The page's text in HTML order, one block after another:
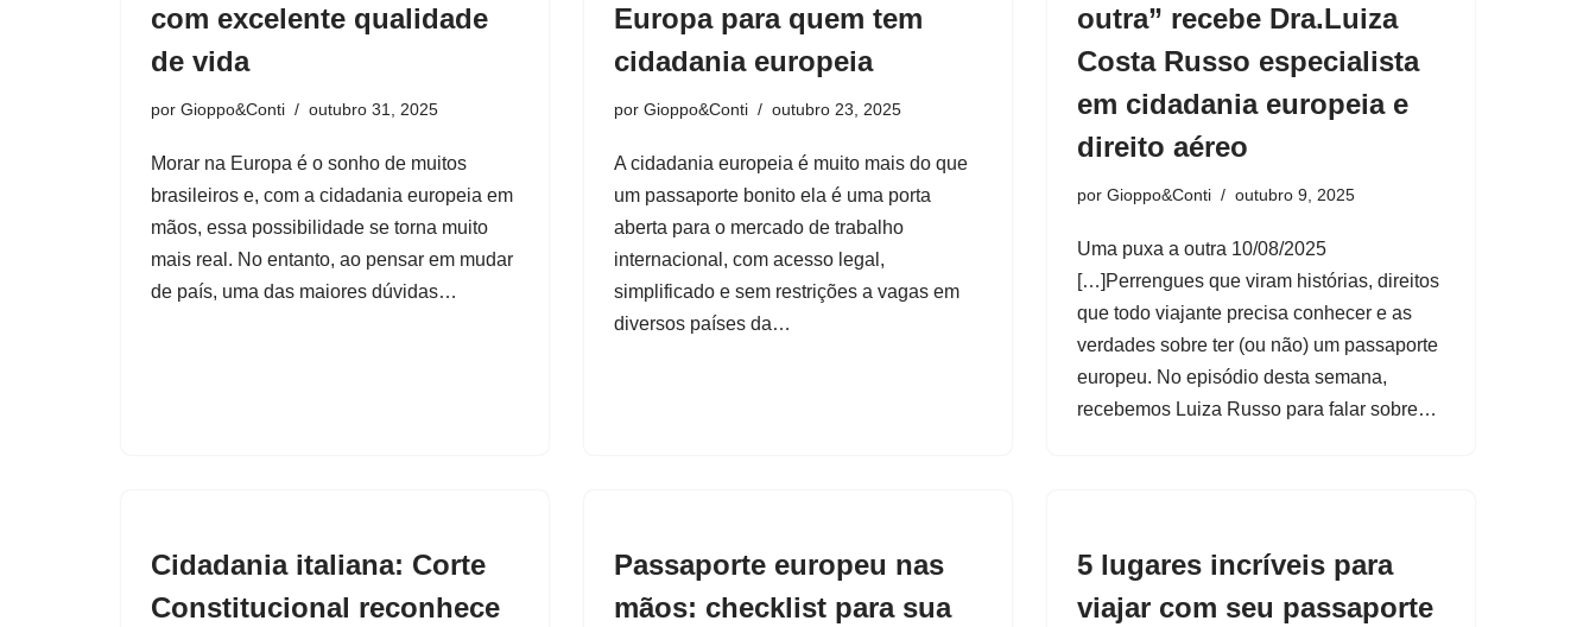
com excelente qualidade
de vida
por Gioppo&Conti outubro 31, 2025
Morar na Europa é o sonho de muitos
brasileiros e, com a cidadania europeia em
mãos, essa possibilidade se torna muito
mais real. No entanto, ao pensar em mudar
de país, uma das maiores dúvidas…
Europa para quem tem
cidadania europeia
por Gioppo&Conti outubro 23, 2025
A cidadania europeia é muito mais do que
um passaporte bonito ela é uma porta
aberta para o mercado de trabalho
internacional, com acesso legal,
simplificado e sem restrições a vagas em
diversos países da…
outra” recebe Dra.Luiza
Costa Russo especialista
em cidadania europeia e
direito aéreo
por Gioppo&Conti outubro 9, 2025
Uma puxa a outra 10/08/2025
[…]Perrengues que viram histórias, direitos
que todo viajante precisa conhecer e as
verdades sobre ter (ou não) um passaporte
europeu. No episódio desta semana,
recebemos Luiza Russo para falar sobre…
Cidadania italiana: Corte
Constitucional reconhece
Passaporte europeu nas
mãos: checklist para sua
5 lugares incríveis para
viajar com seu passaporte